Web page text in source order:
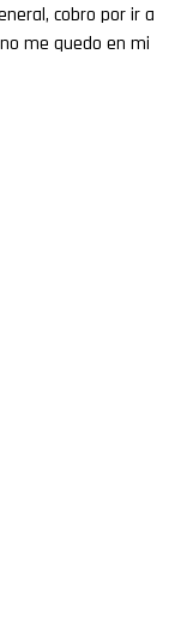
cobro por ir a
me quedo en mi